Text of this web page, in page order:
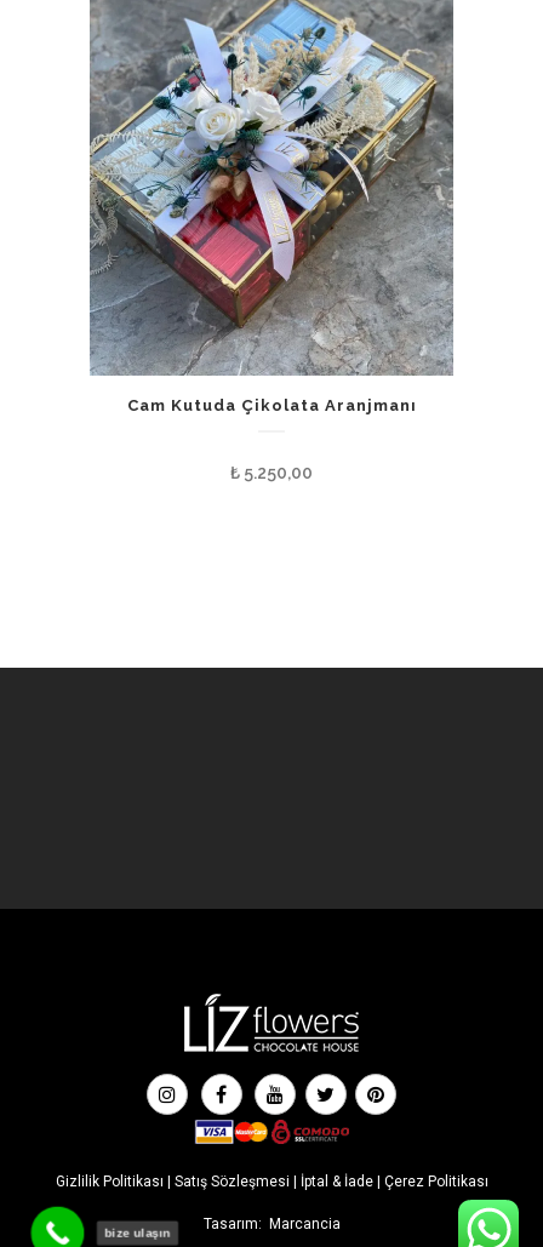
Cam Kutuda Çikolata Aranjmanı
₺ 5.250,00
Gizlilik Politikası | Satış Sözleşmesi | İptal & İade| Çerez Politikası
Tasarım: Marcancia
bize ulaşın